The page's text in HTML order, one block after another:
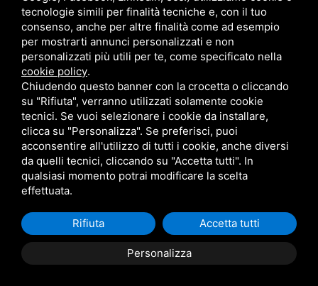
tecnologie simili per finalità tecniche e, con il tuo
consenso, anche per altre finalità come ad esempio
per mostrarti annunci personalizzati e non
personalizzati più utili per te, come specificato nella
cookie policy.
Chiudendo questo banner con la crocetta o cliccando
su "Rifiuta", verranno utilizzati solamente cookie
tecnici. Se vuoi selezionare i cookie da installare,
clicca su "Personalizza". Se preferisci, puoi
acconsentire all'utilizzo di tutti i cookie, anche diversi
da quelli tecnici, cliccando su "Accetta tutti". In
qualsiasi momento potrai modificare la scelta
effettuata.
Personalizza
Rifiuta Accetta tutti
Contatti
Lavora con noi
Imposta soggiorno esenzione
Regolamento
Whistleblowing
Aiuti di stato
Sitemap
Camping village i tre moschettieri - P. IVA 00255990384 - CIR: 038006 -
Privacy Policy
Termini di servizio di Google.